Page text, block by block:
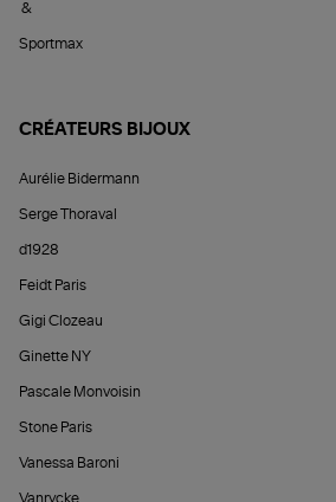
&
Sportmax
CRÉATEURS BIJOUX
Aurélie Bidermann
Serge Thoraval
d1928
Feidt Paris
Gigi Clozeau
Ginette NY
Pascale Monvoisin
Stone Paris
Vanessa Baroni
Vanrycke